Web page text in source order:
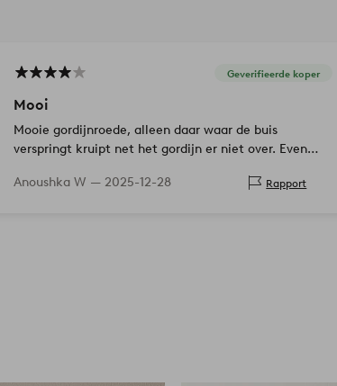
Geverifieerde koper
Mooi
Mooie gordijnroede, alleen daar waar de buis
verspringt kruipt net het gordijn er niet over. Even
Anoushka W — 2025-12-28 Rapport